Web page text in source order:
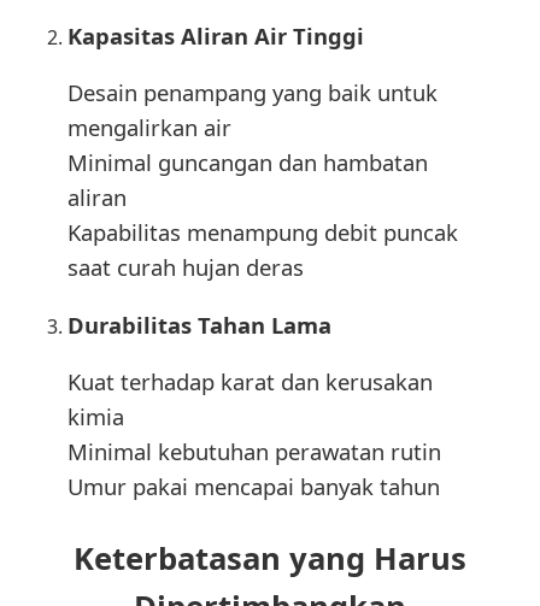
Kapasitas Aliran Air Tinggi
Desain penampang yang baik untuk
mengalirkan air
Minimal guncangan dan hambatan
aliran
Kapabilitas menampung debit puncak
saat curah hujan deras
Durabilitas Tahan Lama
Kuat terhadap karat dan kerusakan
kimia
Minimal kebutuhan perawatan rutin
Umur pakai mencapai banyak tahun
Keterbatasan yang Harus